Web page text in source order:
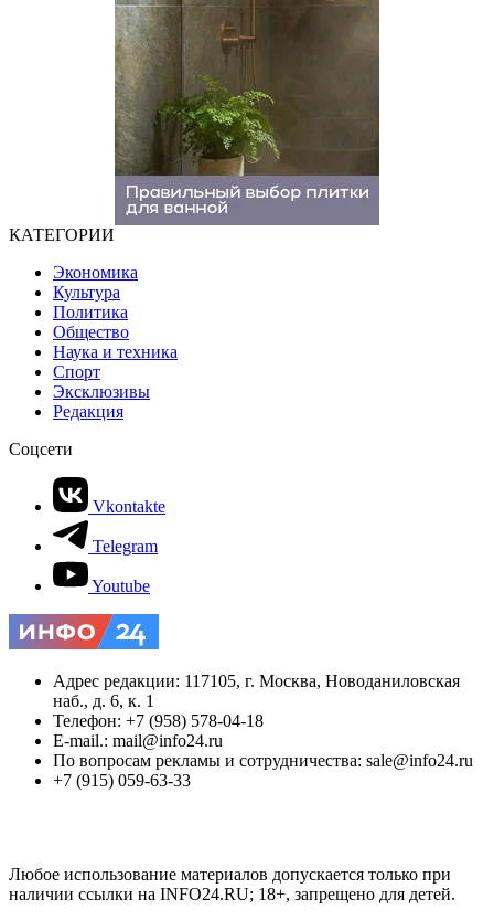
КАТЕГОРИИ
Экономика
Культура
Политика
Общество
Наука и техника
Спорт
Эксклюзивы
Редакция
Соцсети
Vkontakte
Telegram
Youtube
Адрес редакции: 117105, г. Москва, Новоданиловская
наб., д. 6, к. 1
Телефон: +7 (958) 578-04-18
E-mail.: mail@info24.ru
По вопросам рекламы и сотрудничества: sale@info24.ru
+7 (915) 059-63-33
Любое использование материалов допускается только при
наличии ссылки на INFO24.RU; 18+, запрещено для детей.